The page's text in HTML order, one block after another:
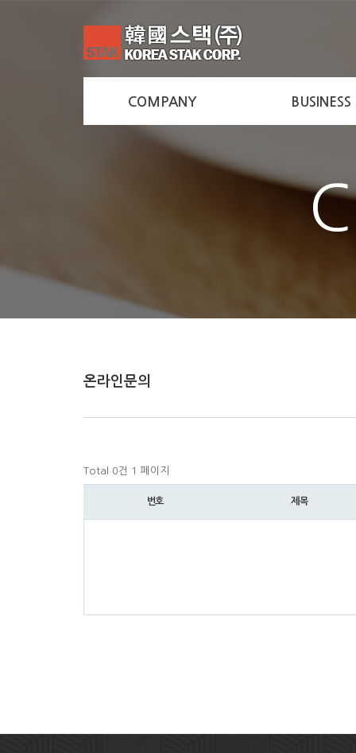
COMPANY BUSINESS
온라인문의
Total 0건 1 페이지
번호 제목